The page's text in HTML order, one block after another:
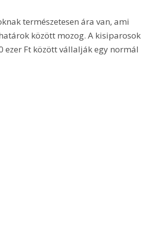
között mozog. A kisiparosok
ezer Ft között vállalják egy normál